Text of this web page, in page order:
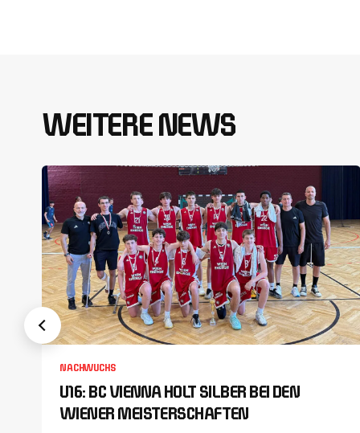
WEITERE NEWS
NACHWUCHS
U16: BC VIENNA HOLT SILBER BEI DEN
WIENER MEISTERSCHAFTEN